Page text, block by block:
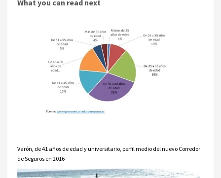
What you can read next
Varón, de 41 años de edad y universitario, perfil medio del nuevo Corredor
de Seguros en 2016